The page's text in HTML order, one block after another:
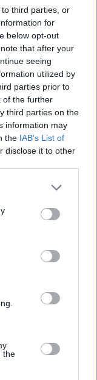
third parties, or
for
below opt-out
that after your
seeing
utilized by
parties prior to
of the further
third parties on the
information may
the IAB’s List of
disclose it to other
or more Google
You may click to
party tags to
in below Google
the
τηνΕφές
παραπάνω».
που του
ήδη τρία Final
Βούιτσιτς:
Four. Οπότε αν
Οπότε το ότι
στην